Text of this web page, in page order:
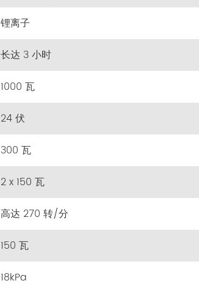
锂离子
长达 3 小时
1000 瓦
24 伏
300 瓦
2 x 150 瓦
高达 270 转/分
150 瓦
18kPa